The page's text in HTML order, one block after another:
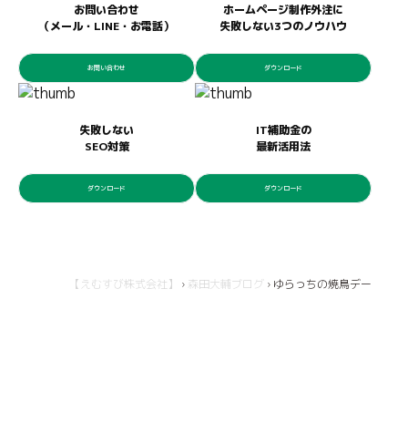
お問い合わせ
（メール・LINE・お電話）
お問い合わせ
ホームページ制作外注に
失敗しない3つのノウハウ
ダウンロード
失敗しない
SEO対策
ダウンロード
IT補助金の
最新活用法
ダウンロード
【えむすび株式会社】 › 森田大輔ブログ › ゆらっちの焼鳥デー